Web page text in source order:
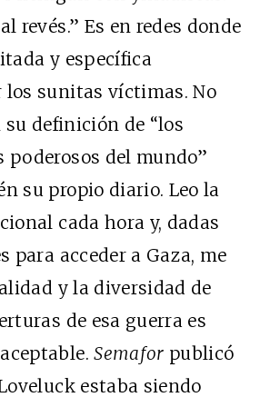
revés.” Es en redes donde
y específica
los sunitas víctimas. No
su definición de “los
poderosos del mundo”
su propio diario. Leo la
cada hora y, dadas
para acceder a Gaza, me
y la diversidad de
de esa guerra es
Semafor publicó
estaba siendo